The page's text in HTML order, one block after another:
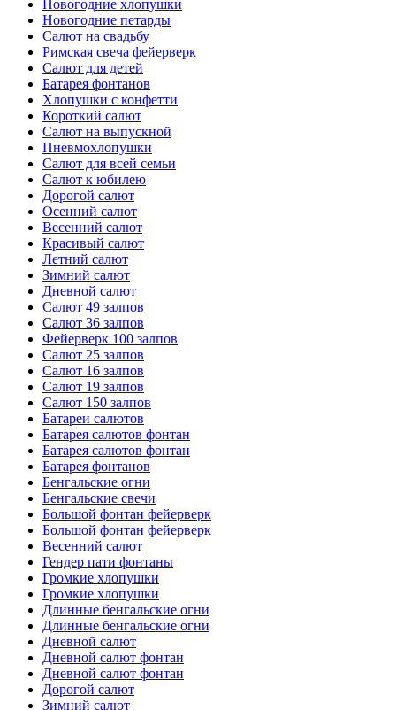
Новогодние хлопушки
Новогодние петарды
Салют на свадьбу
Римская свеча фейерверк
Салют для детей
Батарея фонтанов
Хлопушки с конфетти
Короткий салют
Салют на выпускной
Пневмохлопушки
Салют для всей семьи
Салют к юбилею
Дорогой салют
Осенний салют
Весенний салют
Красивый салют
Летний салют
Зимний салют
Дневной салют
Салют 49 залпов
Салют 36 залпов
Фейерверк 100 залпов
Салют 25 залпов
Салют 16 залпов
Салют 19 залпов
Салют 150 залпов
Батареи салютов
Батарея салютов фонтан
Батарея салютов фонтан
Батарея фонтанов
Бенгальские огни
Бенгальские свечи
Большой фонтан фейерверк
Большой фонтан фейерверк
Весенний салют
Гендер пати фонтаны
Громкие хлопушки
Громкие хлопушки
Длинные бенгальские огни
Длинные бенгальские огни
Дневной салют
Дневной салют фонтан
Дневной салют фонтан
Дорогой салют
Зимний салют